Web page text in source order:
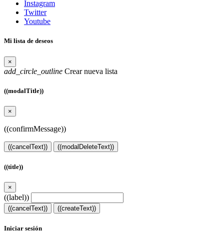
Instagram
Twitter
Youtube
Mi lista de deseos
×
add_circle_outline Crear nueva lista
((modalTitle))
×
((confirmMessage))
((cancelText)) ((modalDeleteText))
((title))
×
((label))
((cancelText)) ((createText))
Iniciar sesión